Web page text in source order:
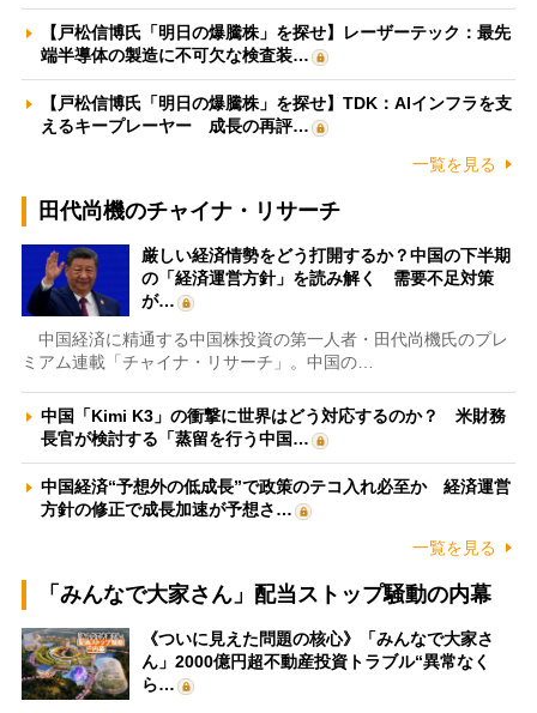
【戸松信博氏「明日の爆騰株」を探せ】レーザーテック：最先
端半導体の製造に不可欠な検査装…
【戸松信博氏「明日の爆騰株」を探せ】TDK：AIインフラを支
えるキープレーヤー 成長の再評…
一覧を見る
田代尚機のチャイナ・リサーチ
厳しい経済情勢をどう打開するか？中国の下半期
の「経済運営方針」を読み解く 需要不足対策
が…
中国経済に精通する中国株投資の第一人者・田代尚機氏のプレ
ミアム連載「チャイナ・リサーチ」。中国の…
中国「Kimi K3」の衝撃に世界はどう対応するのか？ 米財務
長官が検討する「蒸留を行う中国…
中国経済“予想外の低成長”で政策のテコ入れ必至か 経済運営
方針の修正で成長加速が予想さ…
一覧を見る
「みんなで大家さん」配当ストップ騒動の内幕
《ついに見えた問題の核心》「みんなで大家さ
ん」2000億円超不動産投資トラブル“異常なく
ら…